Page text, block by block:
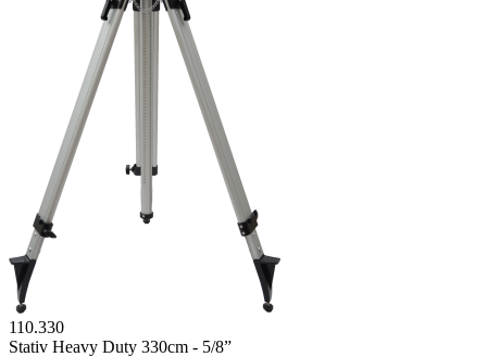
110.330
Stativ Heavy Duty 330cm - 5/8”